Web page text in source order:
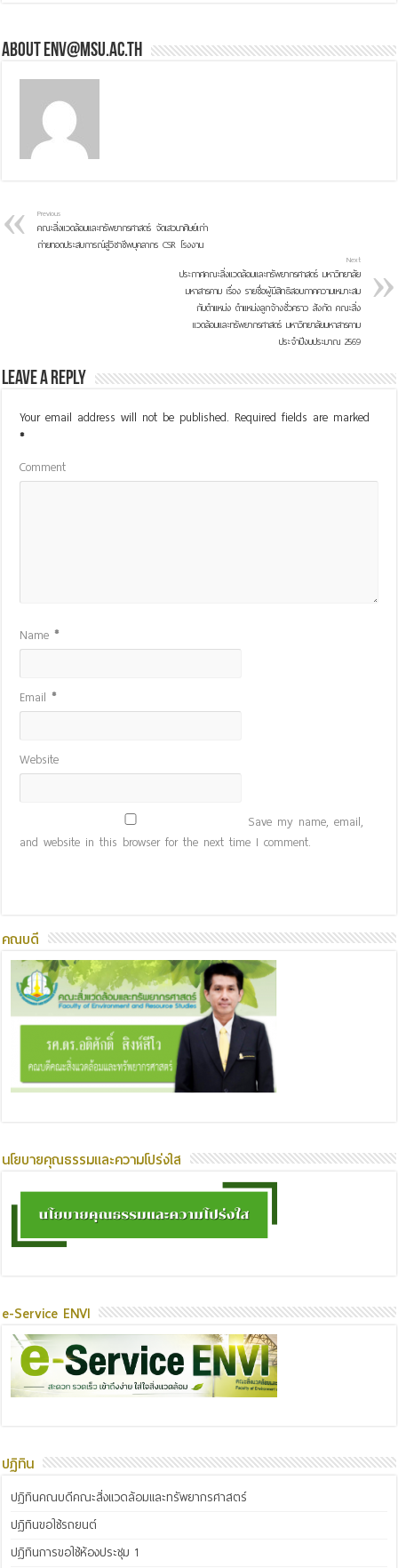
About env@msu.ac.th
Previous
คณะสิ่งแวดล้อมและทรัพยากรศาสตร์ จัดเสวนาศิษย์เก่า
ถ่ายทอดประสบการณ์สู่วิชาชีพบุคลากร CSR โรงงาน
Next
ประกาศคณะสิ่งแวดล้อมและทรัพยากรศาสตร์ มหาวิทยาลัย
มหาสารคาม เรื่อง รายชื่อผู้มีสิทธิสอบภาคความเหมาะสม
กับตำแหน่ง ตำแหน่งลูกจ้างชั่วคราว สังกัด คณะสิ่ง
แวดล้อมและทรัพยากรศาสตร์ มหาวิทยาลัยมหาสารคาม
ประจำปีงบประมาณ 2569
Leave a Reply
Your email address will not be published. Required fields are marked
*
Comment
Name*
Email*
Website
Save my name, email,
and website in this browser for the next time I comment.
คณบดี
นโยบายคุณธรรมและความโปร่งใส
e-Service ENVI
ปฏิทิน
ปฏิทินคณบดีคณะสิ่งแวดล้อมและทรัพยากรศาสตร์
ปฏิทินขอใช้รถยนต์
ปฏิทินการขอใช้ห้องประชุม 1